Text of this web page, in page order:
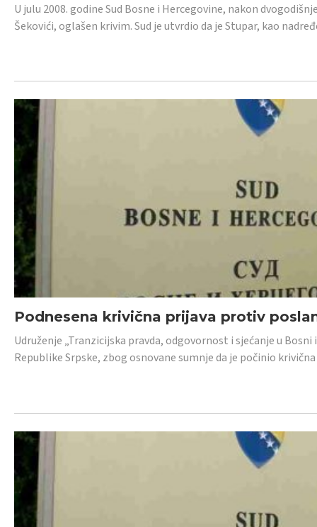
U julu 2008. godine Sud Bosne i Hercegovine, nakon
Šekovići, oglašen krivim. Sud je utvrdio da je Stupar, kao
Podnesena krivična prijava protiv
Udruženje „Tranzicijska pravda, odgovornost i sjećanje u
Republike Srpske, zbog osnovane sumnje da je počinio